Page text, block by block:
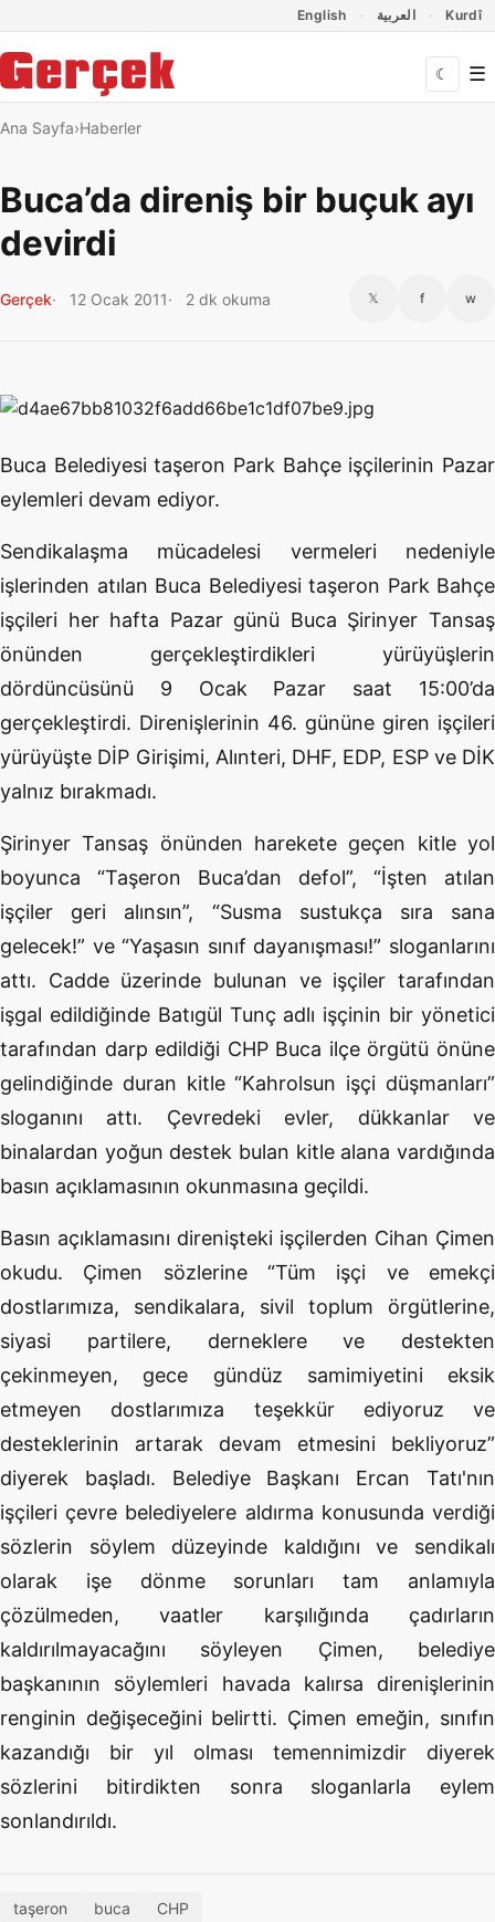
English العربية Kurdî
☾ ☰
Ana Sayfa Haberler
Buca’da direniş bir buçuk ayı
devirdi
Gerçek 12 Ocak 2011 2 dk okuma 𝕏 f w
Buca Belediyesi taşeron Park Bahçe işçilerinin Pazar
eylemleri devam ediyor.
Sendikalaşma mücadelesi vermeleri nedeniyle
işlerinden atılan Buca Belediyesi taşeron Park Bahçe
işçileri her hafta Pazar günü Buca Şirinyer Tansaş
önünden gerçekleştirdikleri yürüyüşlerin
dördüncüsünü 9 Ocak Pazar saat 15:00’da
gerçekleştirdi. Direnişlerinin 46. gününe giren işçileri
yürüyüşte DİP Girişimi, Alınteri, DHF, EDP, ESP ve DİK
yalnız bırakmadı.
Şirinyer Tansaş önünden harekete geçen kitle yol
boyunca “Taşeron Buca’dan defol”, “İşten atılan
işçiler geri alınsın”, “Susma sustukça sıra sana
gelecek!” ve “Yaşasın sınıf dayanışması!” sloganlarını
attı. Cadde üzerinde bulunan ve işçiler tarafından
işgal edildiğinde Batıgül Tunç adlı işçinin bir yönetici
tarafından darp edildiği CHP Buca ilçe örgütü önüne
gelindiğinde duran kitle “Kahrolsun işçi düşmanları”
sloganını attı. Çevredeki evler, dükkanlar ve
binalardan yoğun destek bulan kitle alana vardığında
basın açıklamasının okunmasına geçildi.
Basın açıklamasını direnişteki işçilerden Cihan Çimen
okudu. Çimen sözlerine “Tüm işçi ve emekçi
dostlarımıza, sendikalara, sivil toplum örgütlerine,
siyasi partilere, derneklere ve destekten
çekinmeyen, gece gündüz samimiyetini eksik
etmeyen dostlarımıza teşekkür ediyoruz ve
desteklerinin artarak devam etmesini bekliyoruz”
diyerek başladı. Belediye Başkanı Ercan Tatı'nın
işçileri çevre belediyelere aldırma konusunda verdiği
sözlerin söylem düzeyinde kaldığını ve sendikalı
olarak işe dönme sorunları tam anlamıyla
çözülmeden, vaatler karşılığında çadırların
kaldırılmayacağını söyleyen Çimen, belediye
başkanının söylemleri havada kalırsa direnişlerinin
renginin değişeceğini belirtti. Çimen emeğin, sınıfın
kazandığı bir yıl olması temennimizdir diyerek
sözlerini bitirdikten sonra sloganlarla eylem
sonlandırıldı.
taşeron buca CHP